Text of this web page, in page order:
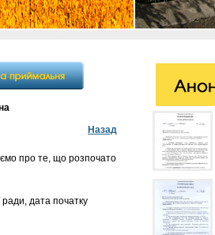
Назад
про те, що розпочато
дата початку